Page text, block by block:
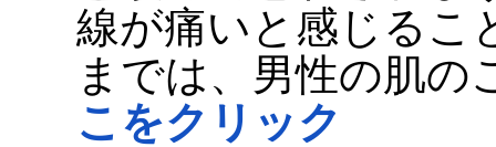
線が痛いと感じるこ
までは、男性の肌
こをクリック